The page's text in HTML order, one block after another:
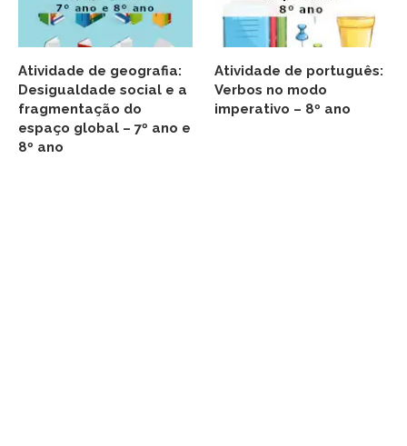
Atividade de geografia:
Desigualdade social e a
fragmentação do
espaço global – 7º ano e
8º ano
Atividade de português:
Verbos no modo
imperativo – 8º ano